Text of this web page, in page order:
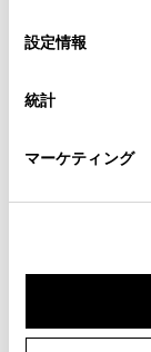
デバイスにすべ
意したことにな
設定の変更、同
「Cookie（クッ
設定情報
統計
マーケティング